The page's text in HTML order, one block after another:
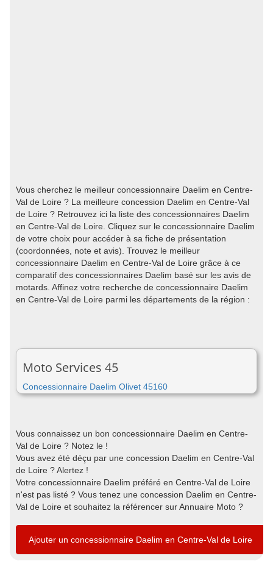
Vous cherchez le meilleur concessionnaire Daelim en Centre-
Val de Loire ? La meilleure concession Daelim en Centre-Val
de Loire ? Retrouvez ici la liste des concessionnaires Daelim
en Centre-Val de Loire. Cliquez sur le concessionnaire Daelim
de votre choix pour accéder à sa fiche de présentation
(coordonnées, note et avis). Trouvez le meilleur
concessionnaire Daelim en Centre-Val de Loire grâce à ce
comparatif des concessionnaires Daelim basé sur les avis de
motards. Affinez votre recherche de concessionnaire Daelim
en Centre-Val de Loire parmi les départements de la région :
Moto Services 45
Concessionnaire Daelim Olivet 45160
Vous connaissez un bon concessionnaire Daelim en Centre-
Val de Loire ? Notez le !
Vous avez été déçu par une concession Daelim en Centre-Val
de Loire ? Alertez !
Votre concessionnaire Daelim préféré en Centre-Val de Loire
n'est pas listé ? Vous tenez une concession Daelim en Centre-
Val de Loire et souhaitez la référencer sur Annuaire Moto ?
Ajouter un concessionnaire Daelim en Centre-Val de Loire